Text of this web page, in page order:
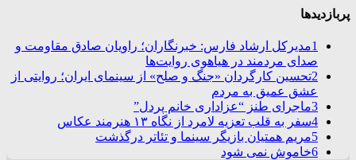
پربازدیدها
1مدیرکل ارشاد فارس: خبرنگاران؛ راویان صادق مقاومت و
صدای مردمند در هیاهوی روایت‌ها
2تحسین کارگردان «جنگ و صلح» از سینمای ایران؛ روایتی از
عشق عمیق به مردم
3ماجرای طنز “عزاداری خانم پردل”
4سفر به قلب تعزیه لامرد از نگاه ۱۳ هنرمند عکاس
5مریم همتیان بازیگر سینما و تئاتر درگذشت
6خاموش نمی شود